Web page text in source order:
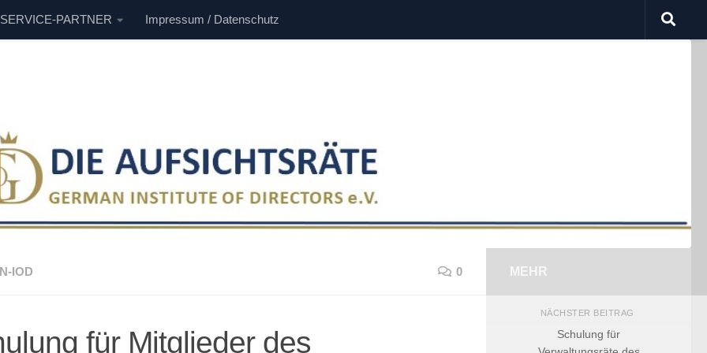
PARTNER Impressum / Datenschutz
IOD 0
für Mitglieder des
MEHR
NÄCHSTER BEITRAG
Schulung für